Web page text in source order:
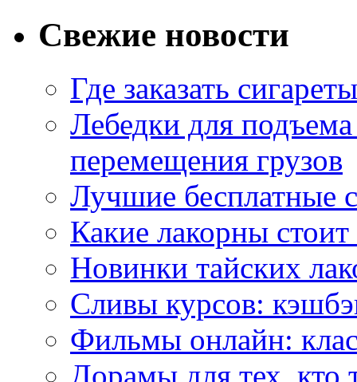
Свежие новости
Где заказать
Лебедки для
перемещения грузов
Лучшие бесплатные
Какие лакорны стоит
Новинки тайских
Сливы курсов:
Фильмы онлайн:
Дорамы для тех, кто